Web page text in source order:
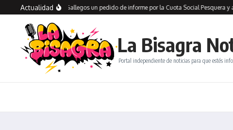
Saltar al contenido
Actualidad
presentó en Río Gallegos un pedido de informe por la Cuota Social Pesquera y
La Bisagra
Portal independiente de noticias para que estés